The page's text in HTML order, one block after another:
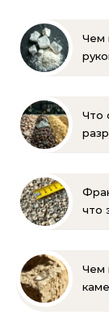
Чем
Что
что
Чем